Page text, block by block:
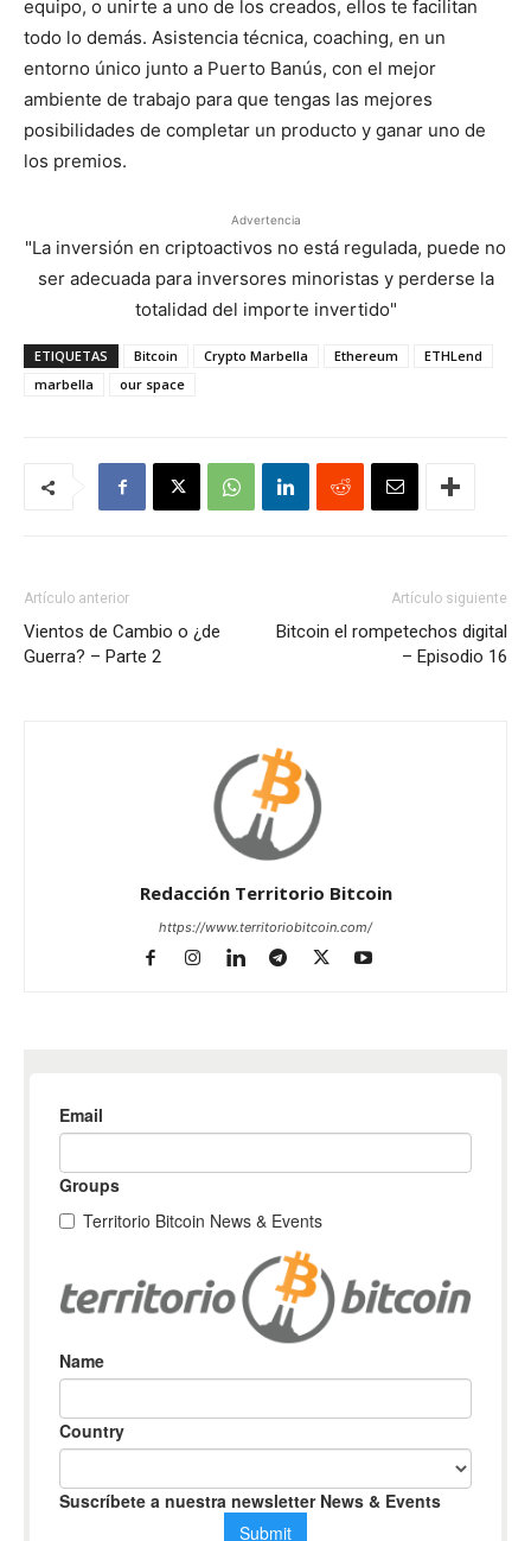
equipo, o unirte a uno de los creados, ellos te facilitan
todo lo demás. Asistencia técnica, coaching, en un
entorno único junto a Puerto Banús, con el mejor
ambiente de trabajo para que tengas las mejores
posibilidades de completar un producto y ganar uno de
los premios.
Advertencia
"La inversión en criptoactivos no está regulada, puede no
ser adecuada para inversores minoristas y perderse la
totalidad del importe invertido"
ETIQUETAS Bitcoin Crypto Marbella Ethereum
ETHLend
marbella
our space
Artículo anterior
Vientos de Cambio o ¿de
Guerra? – Parte 2
Artículo siguiente
Bitcoin el rompetechos digital
– Episodio 16
Redacción Territorio Bitcoin
https://www.territoriobitcoin.com/